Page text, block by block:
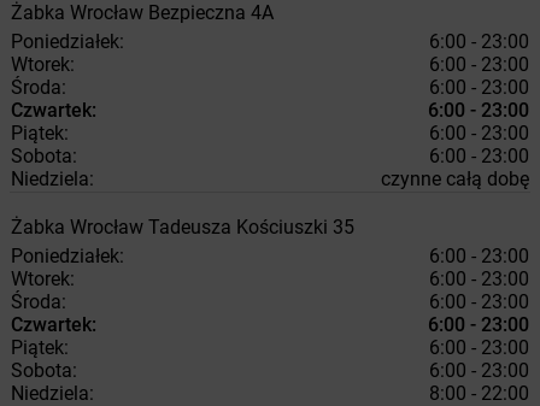
Żabka Wrocław Bezpieczna 4A
Poniedziałek:
6:00 - 23:00
Wtorek:
6:00 - 23:00
Środa:
6:00 - 23:00
Czwartek:
6:00 - 23:00
Piątek:
6:00 - 23:00
Sobota:
6:00 - 23:00
Niedziela:
czynne całą dobę
Żabka Wrocław Tadeusza Kościuszki 35
Poniedziałek:
6:00 - 23:00
Wtorek:
6:00 - 23:00
Środa:
6:00 - 23:00
Czwartek:
6:00 - 23:00
Piątek:
6:00 - 23:00
Sobota:
6:00 - 23:00
Niedziela:
8:00 - 22:00